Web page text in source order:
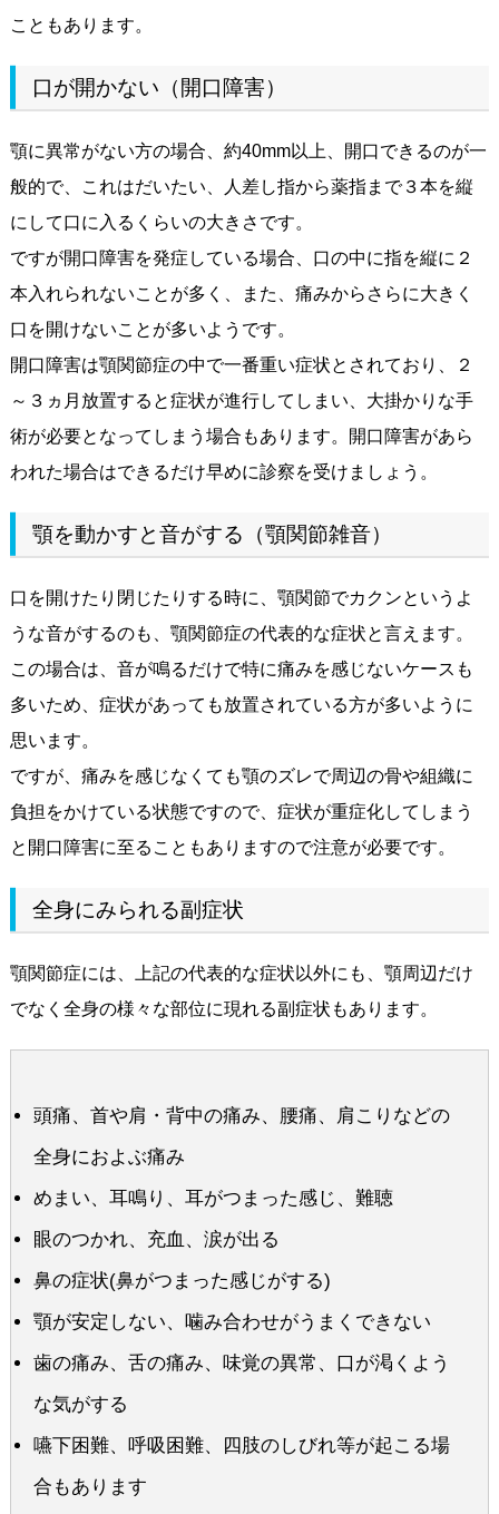
こともあります。
口が開かない（開口障害）
顎に異常がない方の場合、約40mm以上、開口できるのが一
般的で、これはだいたい、人差し指から薬指まで３本を縦
にして口に入るくらいの大きさです。
ですが開口障害を発症している場合、口の中に指を縦に２
本入れられないことが多く、また、痛みからさらに大きく
口を開けないことが多いようです。
開口障害は顎関節症の中で一番重い症状とされており、２
～３ヵ月放置すると症状が進行してしまい、大掛かりな手
術が必要となってしまう場合もあります。開口障害があら
われた場合はできるだけ早めに診察を受けましょう。
顎を動かすと音がする（顎関節雑音）
口を開けたり閉じたりする時に、顎関節でカクンというよ
うな音がするのも、顎関節症の代表的な症状と言えます。
この場合は、音が鳴るだけで特に痛みを感じないケースも
多いため、症状があっても放置されている方が多いように
思います。
ですが、痛みを感じなくても顎のズレで周辺の骨や組織に
負担をかけている状態ですので、症状が重症化してしまう
と開口障害に至ることもありますので注意が必要です。
全身にみられる副症状
顎関節症には、上記の代表的な症状以外にも、顎周辺だけ
でなく全身の様々な部位に現れる副症状もあります。
頭痛、首や肩・背中の痛み、腰痛、肩こりなどの
全身におよぶ痛み
めまい、耳鳴り、耳がつまった感じ、難聴
眼のつかれ、充血、涙が出る
鼻の症状(鼻がつまった感じがする)
顎が安定しない、噛み合わせがうまくできない
歯の痛み、舌の痛み、味覚の異常、口が渇くよう
な気がする
嚥下困難、呼吸困難、四肢のしびれ等が起こる場
合もあります